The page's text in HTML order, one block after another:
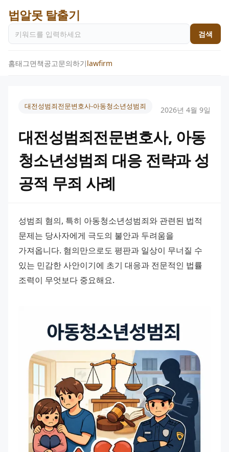
법알못 탈출기
검색
홈태그면책공고문의하기lawfirm
대전성범죄전문변호사-아동청소년성범죄 2026년 4월 9일
대전성범죄전문변호사, 아동
청소년성범죄 대응 전략과 성
공적 무죄 사례
성범죄 혐의, 특히 아동청소년성범죄와 관련된 법적
문제는 당사자에게 극도의 불안과 두려움을
가져옵니다. 혐의만으로도 평판과 일상이 무너질 수
있는 민감한 사안이기에 초기 대응과 전문적인 법률
조력이 무엇보다 중요해요.